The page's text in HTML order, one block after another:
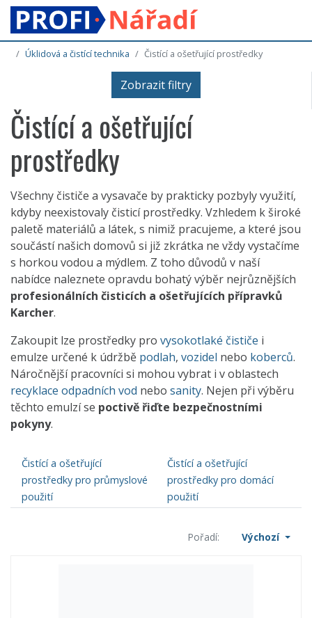
Úklidová a čistící technika Čistící a ošetřující prostředky
Zobrazit filtry
Čistící a ošetřující
prostředky
Všechny čističe a vysavače by prakticky pozbyly využití,
kdyby neexistovaly čisticí prostředky. Vzhledem k široké
paletě materiálů a látek, s nimiž pracujeme, a které jsou
součástí našich domovů si již zkrátka ne vždy vystačíme
s horkou vodou a mýdlem. Z toho důvodů v naší
nabídce naleznete opravdu bohatý výběr nejrůznějších
profesionálních čisticích a ošetřujících přípravků
Karcher.
Zakoupit lze prostředky pro vysokotlaké čističe i
emulze určené k údržbě podlah, vozidel nebo koberců.
Náročnější pracovníci si mohou vybrat i v oblastech
recyklace odpadních vod nebo sanity. Nejen při výběru
těchto emulzí se poctivě řiďte bezpečnostními
pokyny.
Čistící a ošetřující
prostředky pro průmyslové
použití
Čistící a ošetřující
prostředky pro domácí
použití
Pořadí: Výchozí